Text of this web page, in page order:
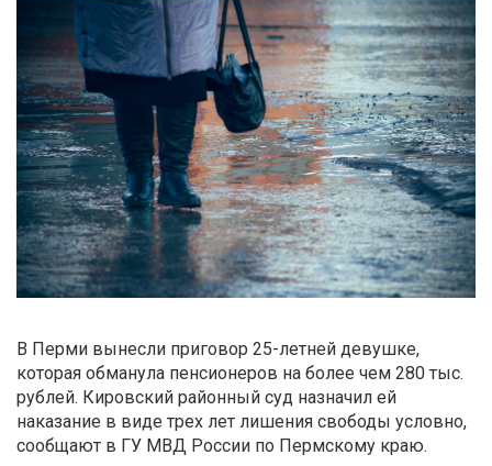
В Перми вынесли приговор 25-летней девушке,
которая обманула пенсионеров на более чем 280 тыс.
рублей. Кировский районный суд назначил ей
наказание в виде трех лет лишения свободы условно,
сообщают в ГУ МВД России по Пермскому краю.